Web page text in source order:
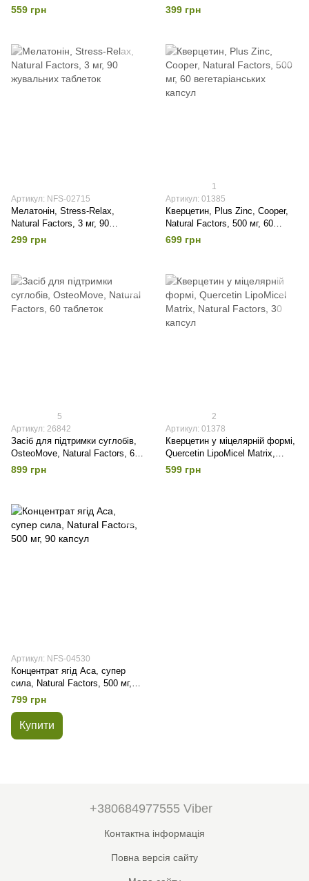
120 жувальних таблеток
559 грн
жувальних таблеток
399 грн
Артикул: NFS-02715
Мелатонін, Stress-Relax,
Natural Factors, 3 мг, 90
жувальних таблеток
299 грн
1
Артикул: 01385
Кверцетин, Plus Zinc, Cooper,
Natural Factors, 500 мг, 60
вегетаріанських капсул
699 грн
5
Артикул: 26842
Засіб для підтримки суглобів,
OsteoMove, Natural Factors, 60
таблеток
899 грн
2
Артикул: 01378
Кверцетин у міцелярній формі,
Quercetin LipoMicel Matrix,
Natural Factors, 30 капсул
599 грн
Артикул: NFS-04530
Концентрат ягід Аса, супер
сила, Natural Factors, 500 мг,
90 капсул
799 грн
Купити
+380684977555 Viber
Контактна інформація
Повна версія сайту